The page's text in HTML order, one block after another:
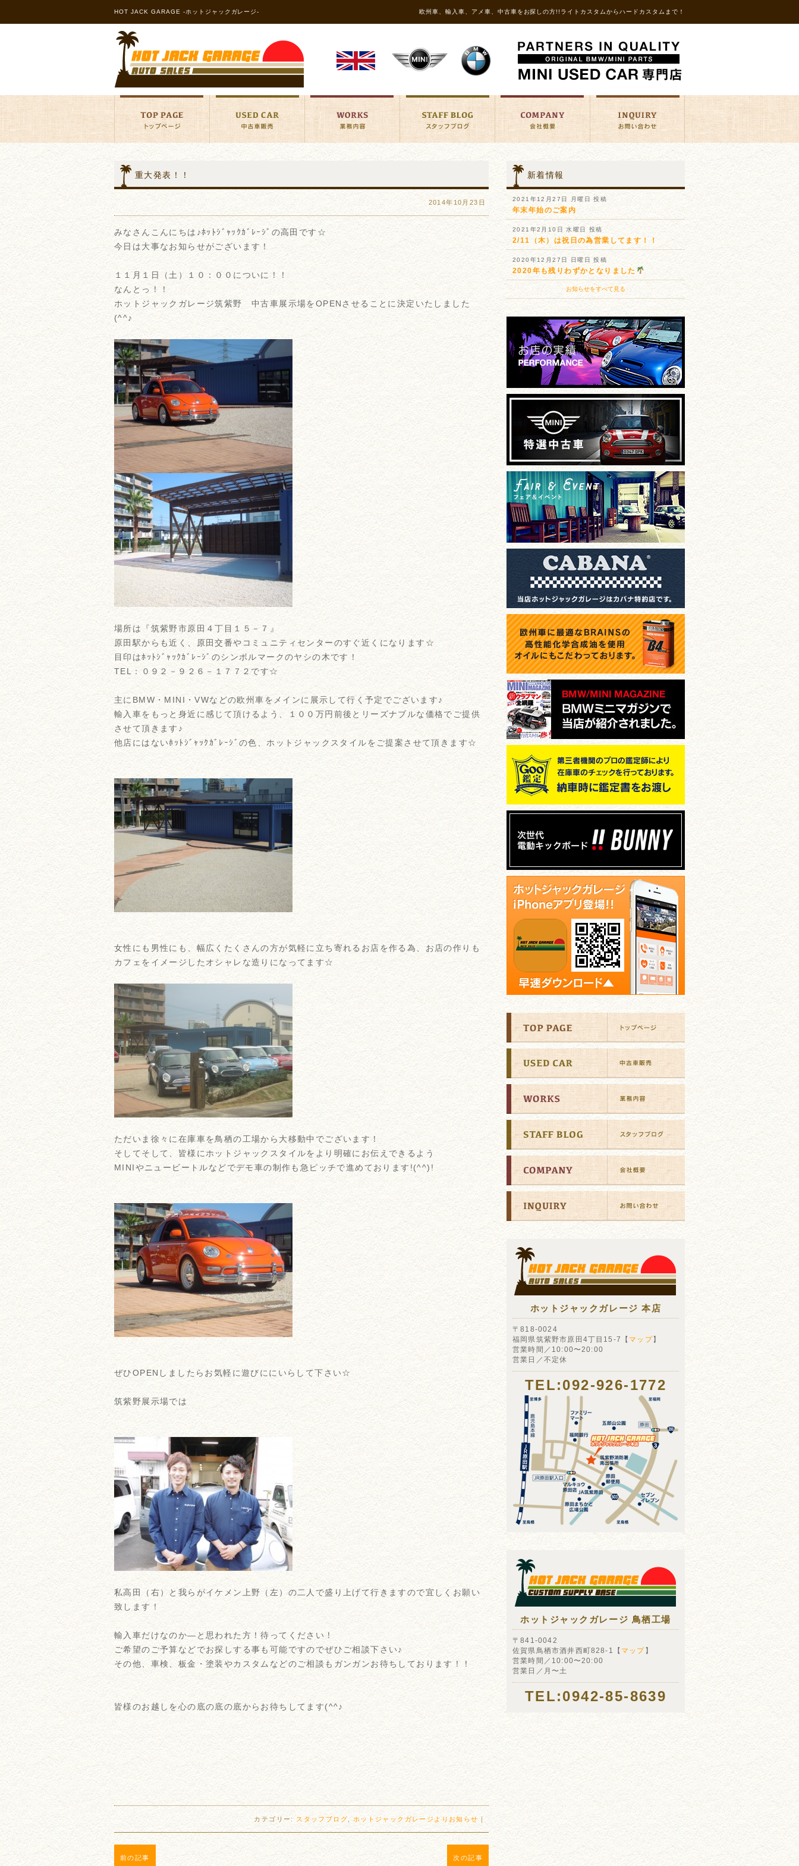
HOT JACK GARAGE -ホットジャックガレージ- 欧州車、輸入車、アメ車、中古車をお探しの方!!ライトカスタムからハードカスタムまで！
重大発表！！
2014年10月23日
みなさんこんにちは♪ﾎｯﾄｼﾞｬｯｸｶﾞﾚｰｼﾞの高田です☆
今日は大事なお知らせがございます！
１１月１日（土）１０：００についに！！
なんとっ！！
ホットジャックガレージ筑紫野 中古車展示場をOPENさせることに決定いたしました
(^^♪
場所は『筑紫野市原田４丁目１５－７』
原田駅からも近く、原田交番やコミュニティセンターのすぐ近くになります☆
目印はﾎｯﾄｼﾞｬｯｸｶﾞﾚｰｼﾞのシンボルマークのヤシの木です！
TEL：０９２－９２６－１７７２です☆
主にBMW・MINI・VWなどの欧州車をメインに展示して行く予定でございます♪
輸入車をもっと身近に感じて頂けるよう、１００万円前後とリーズナブルな価格でご提供
させて頂きます♪
他店にはないﾎｯﾄｼﾞｬｯｸｶﾞﾚｰｼﾞの色、ホットジャックスタイルをご提案させて頂きます☆
女性にも男性にも、幅広くたくさんの方が気軽に立ち寄れるお店を作る為、お店の作りも
カフェをイメージしたオシャレな造りになってます☆
ただいま徐々に在庫車を鳥栖の工場から大移動中でございます！
そしてそして、皆様にホットジャックスタイルをより明確にお伝えできるよう
MINIやニュービートルなどでデモ車の制作も急ピッチで進めております!(^^)!
ぜひOPENしましたらお気軽に遊びににいらして下さい☆
筑紫野展示場では
私高田（右）と我らがイケメン上野（左）の二人で盛り上げて行きますので宜しくお願い
致します！
輸入車だけなのか―と思われた方！待ってください！
ご希望のご予算などでお探しする事も可能ですのでぜひご相談下さい♪
その他、車検、板金・塗装やカスタムなどのご相談もガンガンお待ちしております！！
皆様のお越しを心の底の底の底からお待ちしてます(^^♪
カテゴリー: スタッフブログ ホットジャックガレージよりお知らせ ｜
前の記事 次の記事
新着情報
2021年12月27日 月曜日 投稿
年末年始のご案内
2021年2月10日 水曜日 投稿
2/11（木）は祝日の為営業してます！！
2020年12月27日 日曜日 投稿
2020年も残りわずかとなりました
お知らせをすべて見る
ホットジャックガレージ 本店
〒818-0024
福岡県筑紫野市原田4丁目15-7【 マップ】
営業時間／10:00〜20:00
営業日／不定休
TEL:092-926-1772
ホットジャックガレージ 鳥栖工場
〒841-0042
佐賀県鳥栖市酒井西町828-1【 マップ 】
営業時間／10:00〜20:00
営業日／月〜土
TEL:0942-85-8639